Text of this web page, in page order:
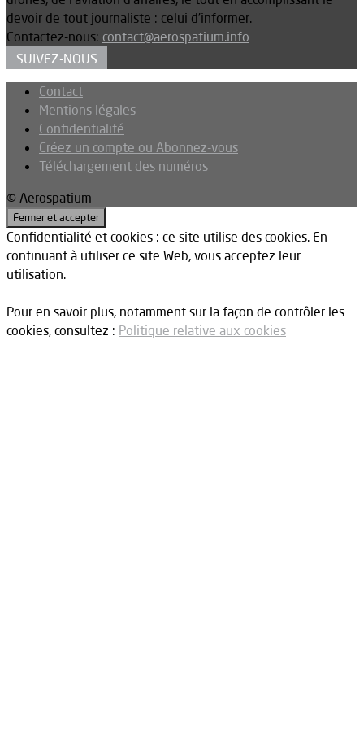
devoir de tout journaliste : celui d’informer.
Contactez-nous: contact@aerospatium.info
SUIVEZ-NOUS
Contact
Mentions légales
Confidentialité
Créez un compte ou Abonnez-vous
Téléchargement des numéros
© Aerospatium
Confidentialité et cookies : ce site utilise des cookies. En
continuant à utiliser ce site Web, vous acceptez leur
utilisation.
Pour en savoir plus, notamment sur la façon de contrôler les
cookies, consultez : Politique relative aux cookies